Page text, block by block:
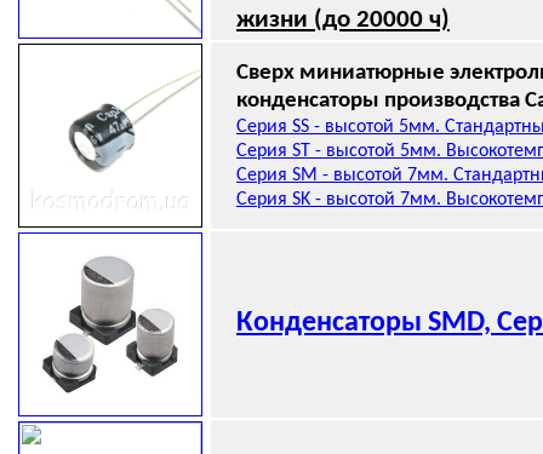
жизни (до 20000 ч)
Сверх миниатюрные
конденсаторы производства
Серия SS - высотой 5мм.
Серия ST - высотой 5мм.
Серия SM - высотой 7мм.
Серия SK - высотой 7мм.
Конденсаторы SMD,